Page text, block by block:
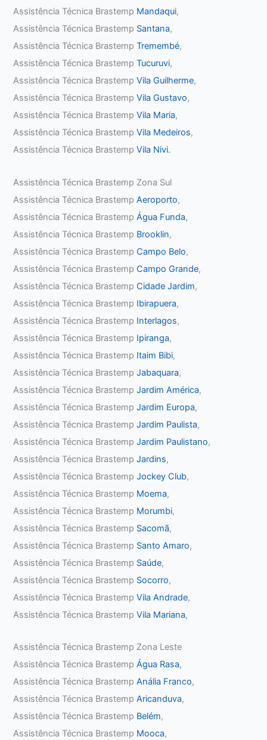
Assistência Técnica Brastemp Mandaqui,
Assistência Técnica Brastemp Santana,
Assistência Técnica BrastempTremembé,
Assistência Técnica BrastempTucuruvi,
Assistência Técnica BrastempVila Guilherme,
Assistência Técnica BrastempVila Gustavo,
Assistência Técnica BrastempVila Maria,
Assistência Técnica BrastempVila Medeiros,
Assistência Técnica BrastempVila Nivi.
Assistência Técnica Brastemp Zona Sul
Assistência Técnica BrastempAeroporto,
Assistência Técnica BrastempÁgua Funda,
Assistência Técnica Brastemp Brooklin,
Assistência Técnica BrastempCampo Belo,
Assistência Técnica BrastempCampo Grande,
Assistência Técnica BrastempCidade Jardim,
Assistência Técnica Brastemp Ibirapuera,
Assistência Técnica Brastemp Interlagos,
Assistência Técnica Brastemp Ipiranga,
Assistência Técnica Brastemp Itaim Bibi,
Assistência Técnica BrastempJabaquara,
Assistência Técnica BrastempJardim América,
Assistência Técnica BrastempJardim Europa,
Assistência Técnica BrastempJardim Paulista,
Assistência Técnica BrastempJardim Paulistano,
Assistência Técnica BrastempJardins,
Assistência Técnica BrastempJockey Club,
Assistência Técnica Brastemp Moema,
Assistência Técnica Brastemp Morumbi,
Assistência Técnica Brastemp Sacomã,
Assistência Técnica Brastemp Santo Amaro,
Assistência Técnica Brastemp Saúde,
Assistência Técnica Brastemp Socorro,
Assistência Técnica BrastempVila Andrade,
Assistência Técnica BrastempVila Mariana,
Assistência Técnica Brastemp Zona Leste
Assistência Técnica BrastempÁgua Rasa,
Assistência Técnica BrastempAnália Franco,
Assistência Técnica BrastempAricanduva,
Assistência Técnica Brastemp Belém,
Assistência Técnica Brastemp Mooca,